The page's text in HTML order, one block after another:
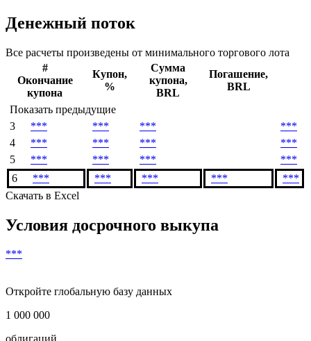
Денежный поток
Все расчеты произведены от минимального торгового лота
#
Окончание
купона
Купон,
%
Сумма
купона,
BRL
Погашение,
BRL
Показать предыдущие
3
*** *** ***
***
4
*** *** ***
***
5
*** *** ***
***
6
*** *** *** ***
***
Скачать в Excel
Условия досрочного выкупа
***
Откройте глобальную базу данных
1 000 000